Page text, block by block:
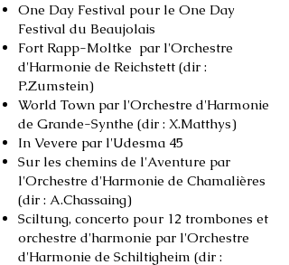
One Day Festival pour le One Day
Festival du Beaujolais
Fort Rapp-Moltke par l'Orchestre
d'Harmonie de Reichstett (dir :
P.Zumstein)
World Town par l'Orchestre d'Harmonie
de Grande-Synthe (dir : X.Matthys)
In Vevere par l'Udesma 45
Sur les chemins de l'Aventure par
l'Orchestre d'Harmonie de Chamalières
(dir : A.Chassaing)
Sciltung, concerto pour 12 trombones et
orchestre d'harmonie par l'Orchestre
d'Harmonie de Schiltigheim (dir :